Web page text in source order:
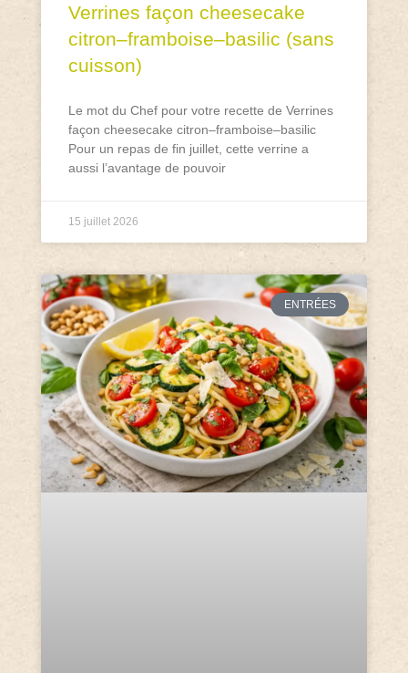
Verrines façon cheesecake
citron–framboise–basilic (sans
cuisson)
Le mot du Chef pour votre recette de Verrines
façon cheesecake citron–framboise–basilic
Pour un repas de fin juillet, cette verrine a
aussi l’avantage de pouvoir
15 juillet 2026
ENTRÉES